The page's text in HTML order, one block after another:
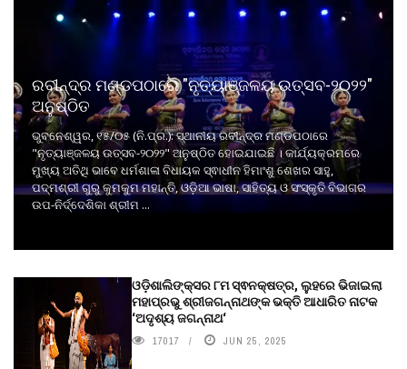
ରବୀନ୍ଦ୍ର ମଣ୍ଡପଠାରେ "ନୃତ୍ୟାଞ୍ଜଳୟ ଉତ୍ସବ-୨୦୨୨"
ଅନୁଷ୍ଠିତ
ଭୁବନେଶ୍ୱର, ୧୫/୦୫ (ନି.ପ୍ର.): ସ୍ଥାନୀୟ ରବୀନ୍ଦ୍ର ମଣ୍ଡପଠାରେ
"ନୃତ୍ୟାଞ୍ଜଳୟ ଉତ୍ସବ-୨୦୨୨" ଅନୁଷ୍ଠିତ ହୋଇଯାଇଛି । କାର୍ଯ୍ୟକ୍ରମରେ
ମୁଖ୍ୟ ଅତିଥି ଭାବେ ଧର୍ମଶାଳା ବିଧାୟକ ସ୍ଵାଧୀନ ହିମାଂଶୁ ଶେଖର ସାହୁ,
ପଦ୍ମଶ୍ରୀ ଗୁରୁ କୁମକୁମ ମହାନ୍ତି, ଓଡ଼ିଆ ଭାଷା, ସାହିତ୍ୟ ଓ ସଂସ୍କୃତି ବିଭାଗର
ଉପ-ନିର୍ଦ୍ଦେଶିକା ଶ୍ରୀମ ...
ଓଡ଼ିଶାଲିଙ୍କ୍ସର ୮ମ ସ୍ଵନକ୍ଷତ୍ର, ଲୁହରେ ଭିଜାଇଲା
ମହାପ୍ରଭୁ ଶ୍ରୀଜଗନ୍ନାଥଙ୍କ ଭକ୍ତି ଆଧାରିତ ନାଟକ
‘ଅଦୃଶ୍ୟ ଜଗନ୍ନାଥ‘
17017 JUN 25, 2025